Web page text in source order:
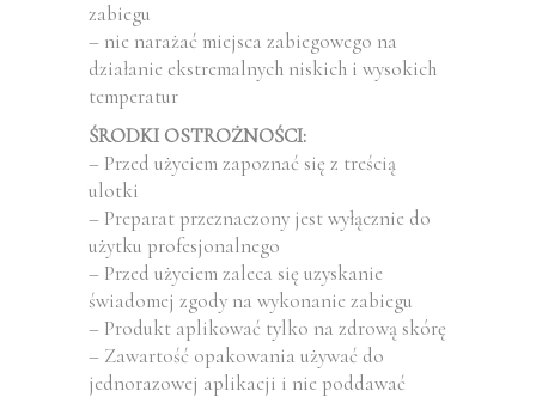
zabiegu
– nie narażać miejsca zabiegowego na
działanie ekstremalnych niskich i wysokich
temperatur
ŚRODKI OSTROŻNOŚCI:
– Przed użyciem zapoznać się z treścią
ulotki
– Preparat przeznaczony jest wyłącznie do
użytku profesjonalnego
– Przed użyciem zaleca się uzyskanie
świadomej zgody na wykonanie zabiegu
– Produkt aplikować tylko na zdrową skórę
– Zawartość opakowania używać do
jednorazowej aplikacji i nie poddawać